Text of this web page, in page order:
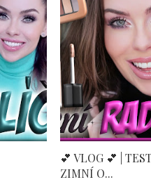
💕 VLOG 💕 |
ZIMNÍ O...